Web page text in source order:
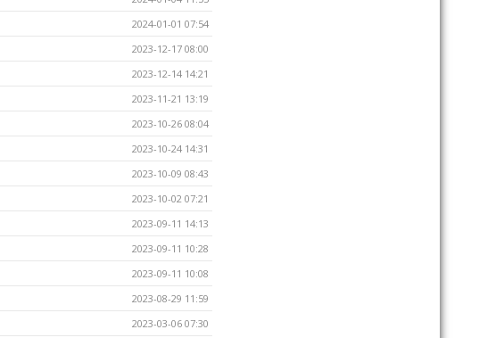
2024-01-01 07:54
2023-12-17 08:00
2023-12-14 14:21
2023-11-21 13:19
2023-10-26 08:04
2023-10-24 14:31
2023-10-09 08:43
2023-10-02 07:21
2023-09-11 14:13
2023-09-11 10:28
2023-09-11 10:08
2023-08-29 11:59
2023-03-06 07:30